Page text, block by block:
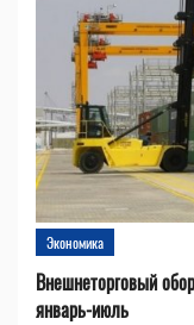
Экономика
Внешнеторговый
январь-июль